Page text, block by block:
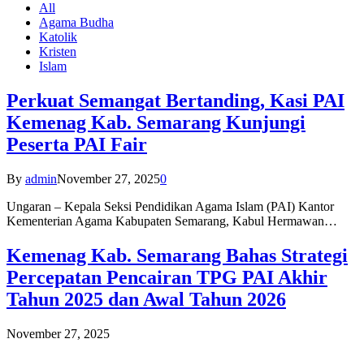
All
Agama Budha
Katolik
Kristen
Islam
Perkuat Semangat Bertanding, Kasi PAI
Kemenag Kab. Semarang Kunjungi
Peserta PAI Fair
By adminNovember 27, 20250
Ungaran – Kepala Seksi Pendidikan Agama Islam (PAI) Kantor
Kementerian Agama Kabupaten Semarang, Kabul Hermawan…
Kemenag Kab. Semarang Bahas Strategi
Percepatan Pencairan TPG PAI Akhir
Tahun 2025 dan Awal Tahun 2026
November 27, 2025